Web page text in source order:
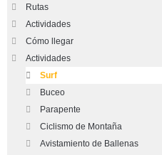
Rutas
Actividades
Cómo llegar
Actividades
Surf
Buceo
Parapente
Ciclismo de Montaña
Avistamiento de Ballenas